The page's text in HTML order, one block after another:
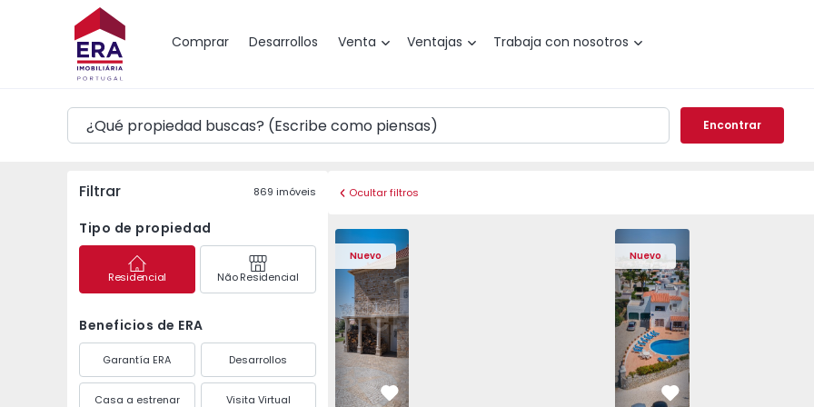
Comprar Desarrollos Venta Ventajas Trabaja con nosotros
Mapa
Encontrar
Filtrar 869 imóveis
Tipo de propiedad
Residencial Não Residencial
Beneficios de ERA
Garantía ERA Desarrollos
Casa a estrenar Visita Virtual
Ocultar filtros
Nuevo
Casa T4 Sabugal, Souto - 1575640 - 20
Casa T4 Sabugal, Souto - 1575640 - 10
Casa T4 Sabugal, Souto - 1575640 - 1
Casa T4 Sabugal, Souto - 1575640 - 2
Casa T4 Sabugal, Souto - 1575640 - 3
Casa T4 Sabugal, Souto -
Casa T4
Favorito
Nuevo
Casa T6 Lagoa, Algarseco - 1523918 - 41
Casa T6 Lagoa, Algarseco -
Casa T6 Lagoa,
Casa
Favorito